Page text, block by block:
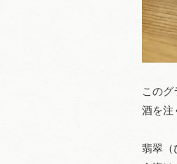
この
酒を注
翡翠（